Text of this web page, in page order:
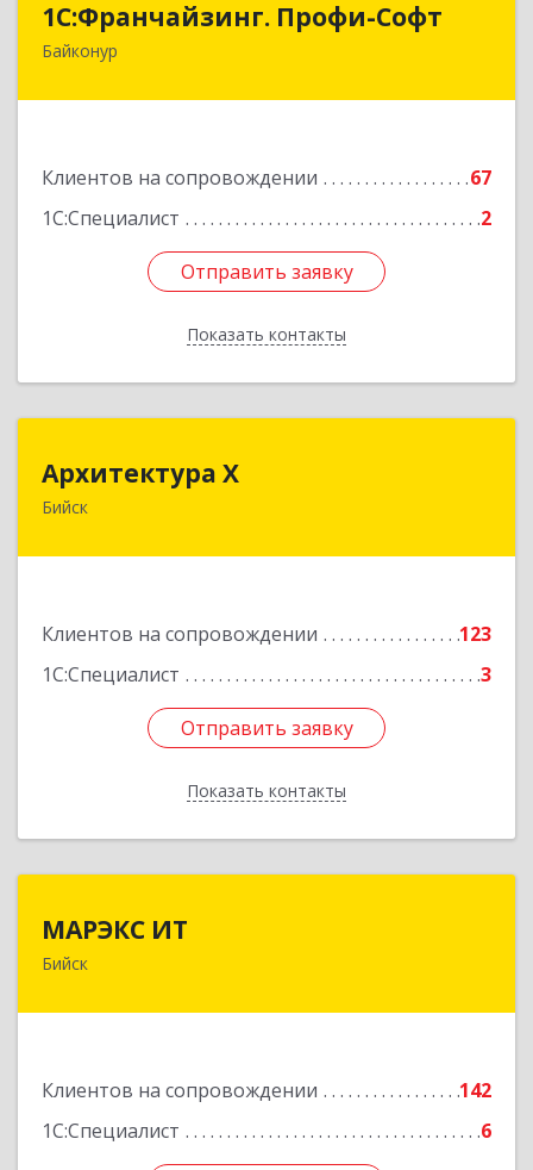
1С:Франчайзинг. Профи-Софт
Байконур
Клиентов на сопровождении
67
1С:Специалист
2
Отправить заявку
Показать контакты
468320, Байконур г, Ленина ул, дом № 10,
Отправить заявку
Назад
Архитектура Х
Бийск
Клиентов на сопровождении
123
1С:Специалист
3
Отправить заявку
Показать контакты
659300, Алтайский край, Бийск г, Турусова ул,
Отправить заявку
Назад
МАРЭКС ИТ
Бийск
Клиентов на сопровождении
142
1С:Специалист
6